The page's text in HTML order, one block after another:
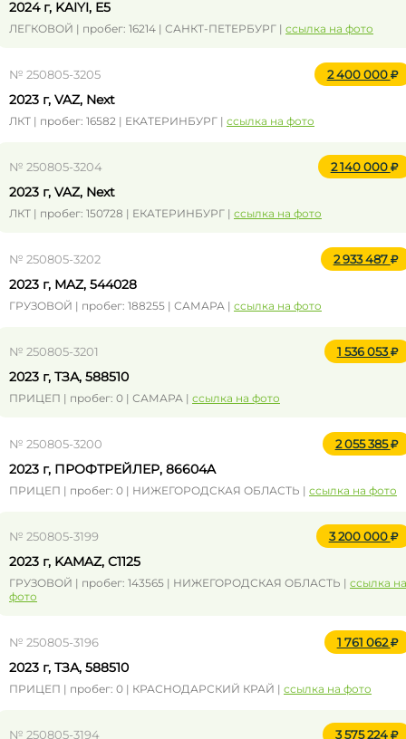
2024 г, KAIYI, E5
ЛЕГКОВОЙ | пробег: 16214 | САНКТ-ПЕТЕРБУРГ | ссылка на фото
№ 250805-3205 2 400 000
2023 г, VAZ, Next
ЛКТ | пробег: 16582 | ЕКАТЕРИНБУРГ | ссылка на фото
№ 250805-3204 2 140 000
2023 г, VAZ, Next
ЛКТ | пробег: 150728 | ЕКАТЕРИНБУРГ | ссылка на фото
№ 250805-3202 2 933 487
2023 г, MAZ, 544028
ГРУЗОВОЙ | пробег: 188255 | САМАРА | ссылка на фото
№ 250805-3201 1 536 053
2023 г, ТЗА, 588510
ПРИЦЕП | пробег: 0 | САМАРА | ссылка на фото
№ 250805-3200 2 055 385
2023 г, ПРОФТРЕЙЛЕР, 86604A
ПРИЦЕП | пробег: 0 | НИЖЕГОРОДСКАЯ ОБЛАСТЬ | ссылка на фото
№ 250805-3199 3 200 000
2023 г, KAMAZ, C1125
ГРУЗОВОЙ | пробег: 143565 | НИЖЕГОРОДСКАЯ ОБЛАСТЬ | ссылка на
фото
№ 250805-3196 1 761 062
2023 г, ТЗА, 588510
ПРИЦЕП | пробег: 0 | КРАСНОДАРСКИЙ КРАЙ | ссылка на фото
№ 250805-3194 3 575 224